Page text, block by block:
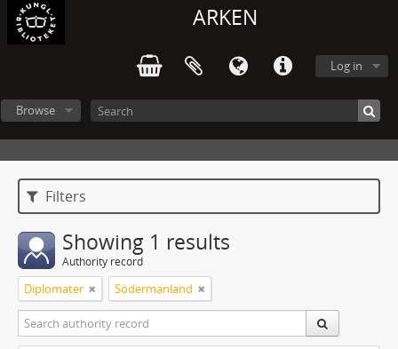
ARKEN
Log in
Browse
Filters
Showing 1 results
Authority record
Diplomater Södermanland